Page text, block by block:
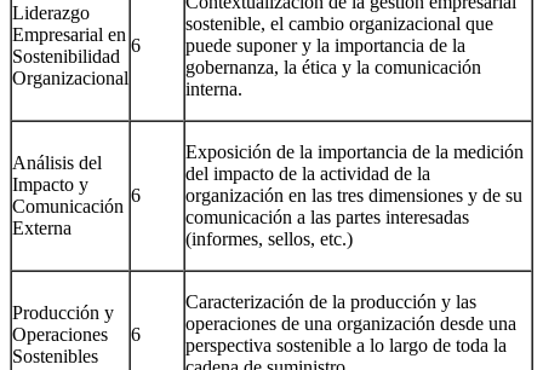
Liderazgo
Empresarial en
Sostenibilidad
Organizacional
6
sostenible, el cambio organizacional que
puede suponer y la importancia de la
gobernanza, la ética y la comunicación
interna.
Análisis del
Impacto y
Comunicación
Externa
6
Exposición de la importancia de la medición
del impacto de la actividad de la
organización en las tres dimensiones y de su
comunicación a las partes interesadas
(informes, sellos, etc.)
Producción y
Operaciones
Sostenibles
6
Caracterización de la producción y las
operaciones de una organización desde una
perspectiva sostenible a lo largo de toda la